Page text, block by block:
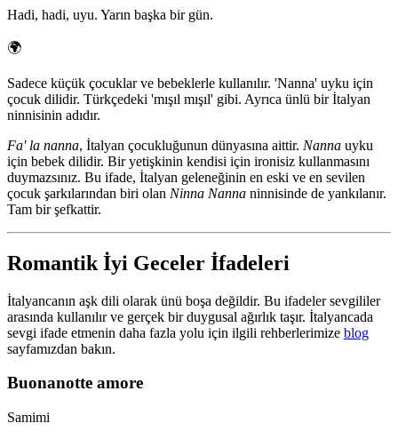
Hadi, hadi, uyu. Yarın başka bir gün.
🌍
Sadece küçük çocuklar ve bebeklerle kullanılır. 'Nanna' uyku için
çocuk dilidir. Türkçedeki 'mışıl mışıl' gibi. Ayrıca ünlü bir İtalyan
ninnisinin adıdır.
Fa' la nanna, İtalyan çocukluğunun dünyasına aittir. Nanna uyku
için bebek dilidir. Bir yetişkinin kendisi için ironisiz kullanmasını
duymazsınız. Bu ifade, İtalyan geleneğinin en eski ve en sevilen
çocuk şarkılarından biri olan Ninna Nanna ninnisinde de yankılanır.
Tam bir şefkattir.
Romantik İyi Geceler İfadeleri
İtalyancanın aşk dili olarak ünü boşa değildir. Bu ifadeler sevgililer
arasında kullanılır ve gerçek bir duygusal ağırlık taşır. İtalyancada
sevgi ifade etmenin daha fazla yolu için ilgili rehberlerimize blog
sayfamızdan bakın.
Buonanotte amore
Samimi